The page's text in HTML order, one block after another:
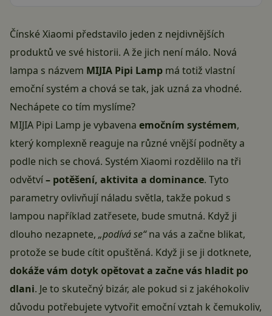
Čínské Xiaomi představilo jeden z nejdivnějších
produktů ve své historii. A že jich není málo. Nová
lampa s názvem MIJIA Pipi Lamp má totiž vlastní
emoční systém a chová se tak, jak uzná za vhodné.
Nechápete co tím myslíme?
MIJIA Pipi Lamp je vybavena emočním systémem,
který komplexně reaguje na různé vnější podněty a
podle nich se chová. Systém Xiaomi rozdělilo na tři
odvětví– potěšení, aktivita a dominance. Tyto
parametry ovlivňují náladu světla, takže pokud s
lampou například zatřesete, bude smutná. Když ji
dlouho nezapnete, „podívá se“na vás a začne blikat,
protože se bude cítit opuštěná. Když ji se ji dotknete,
dokáže vám dotyk opětovat a začne vás hladit po
dlani. Je to skutečný bizár, ale pokud si z jakéhokoliv
důvodu potřebujete vytvořit emoční vztah k čemukoliv,